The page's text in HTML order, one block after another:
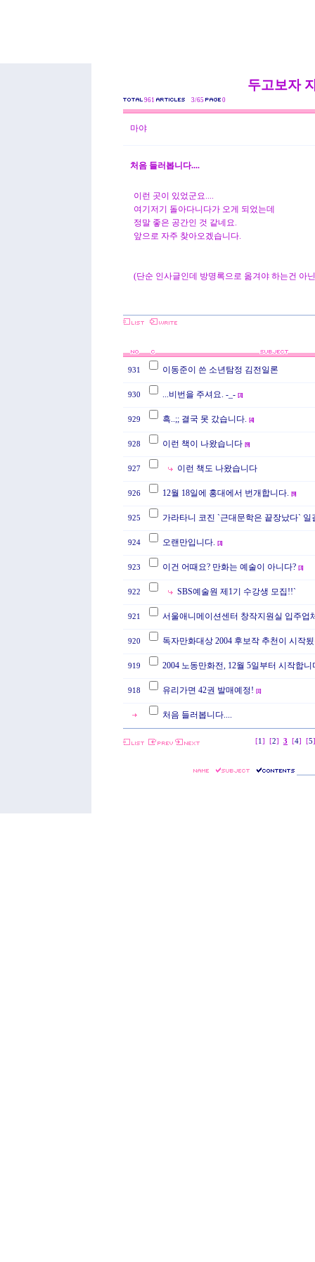
두고보자
961 3/65 0
마야
처음 들러봅니다....
이런 곳이 있었군요....
여기저기 돌아다니다가 오게 되었는데
정말 좋은 공간인 것 같네요.
앞으로 자주 찾아오겠습니다.
(단순 인사글인데 방명록으로 옮겨야 하는건 아
931 이동준이 쓴 소년탐정 김전일론
930 ...비번을 주셔요. -_- [3]
929 흑..;; 결국 못 갔습니다. [4]
928 이런 책이 나왔습니다 [9]
927 이런 책도 나왔습니다
926 12월 18일에 홍대에서 번개합니다. [9]
925 가라타니 코진 `근대문학은 끝장났다` 일
924 오랜만입니다. [3]
923 이건 어때요? 만화는 예술이 아니다? [3]
922 SBS예술원 제1기 수강생 모집!!`
921 서울애니메이션센터 창작지원실 입주업
920 독자만화대상 2004 후보작 추천이 시작
919 2004 노동만화전, 12월 5일부터 시작합니
918 유리가면 42권 발매예정! [1]
처음 들러봅니다....
[1 ] [2] 3 [4] [5